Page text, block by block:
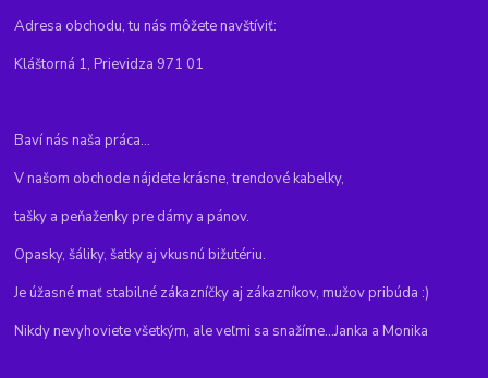
Adresa obchodu, tu nás môžete navštíviť:
Kláštorná 1, Prievidza 971 01
Baví nás naša práca...
V našom obchode nájdete krásne, trendové kabelky,
tašky a peňaženky pre dámy a pánov.
Opasky, šáliky, šatky aj vkusnú bižutériu.
Je úžasné mať stabilné zákazníčky aj zákazníkov, mužov pribúda :)
Nikdy nevyhoviete všetkým, ale veľmi sa snažíme...Janka a Monika